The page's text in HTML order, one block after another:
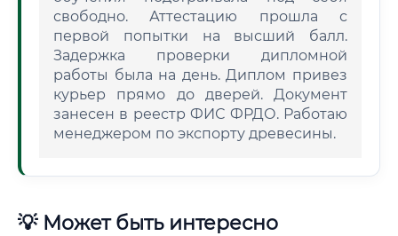
свободно. Аттестацию прошла с
первой попытки на высший балл.
Задержка проверки дипломной
работы была на день. Диплом привез
курьер прямо до дверей. Документ
занесен в реестр ФИС ФРДО. Работаю
менеджером по экспорту древесины.
💡 Может быть интересно